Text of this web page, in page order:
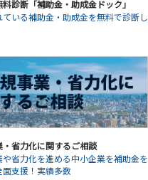
診断「補助金・助成金ドック」
ている補助金・助成金を無料で診断し
・省力化に関するご相談
や省力化を進める中小企業を補助金を
面支援！実績多数